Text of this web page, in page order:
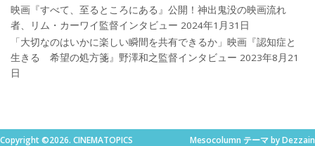
映画『すべて、至るところにある』公開！神出鬼没の映画流れ
者、リム・カーワイ監督インタビュー 2024年1月31日
「大切なのはいかに楽しい瞬間を共有できるか」映画『認知症と
生きる 希望の処方箋』野澤和之監督インタビュー 2023年8月21
日
Copyright ©2026. CINEMATOPICS Mesocolumn テーマ by Dezzain